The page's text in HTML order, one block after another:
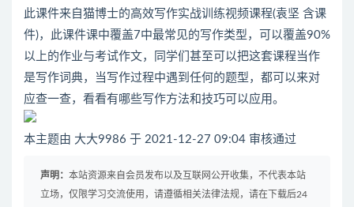
此课件来自猫博士的高效写作实战训练视频课程(袁坚 含课
件)，此课件课中覆盖7中最常见的写作类型，可以覆盖90%
以上的作业与考试作文，同学们甚至可以把这套课程当作
是写作词典，当写作过程中遇到任何的题型，都可以来对
应查一查，看看有哪些写作方法和技巧可以应用。
本主题由 大大9986 于 2021-12-27 09:04 审核通过
声明： 本站资源来自会员发布以及互联网公开收集，不代表本站
立场，仅限学习交流使用，请遵循相关法律法规，请在下载后24